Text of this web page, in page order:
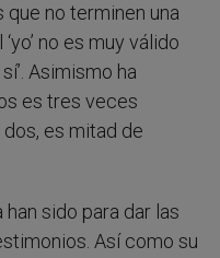
no terminen una
no es muy válido
Asimismo ha
es tres veces
dos, es mitad de
sido para dar las
Así como su